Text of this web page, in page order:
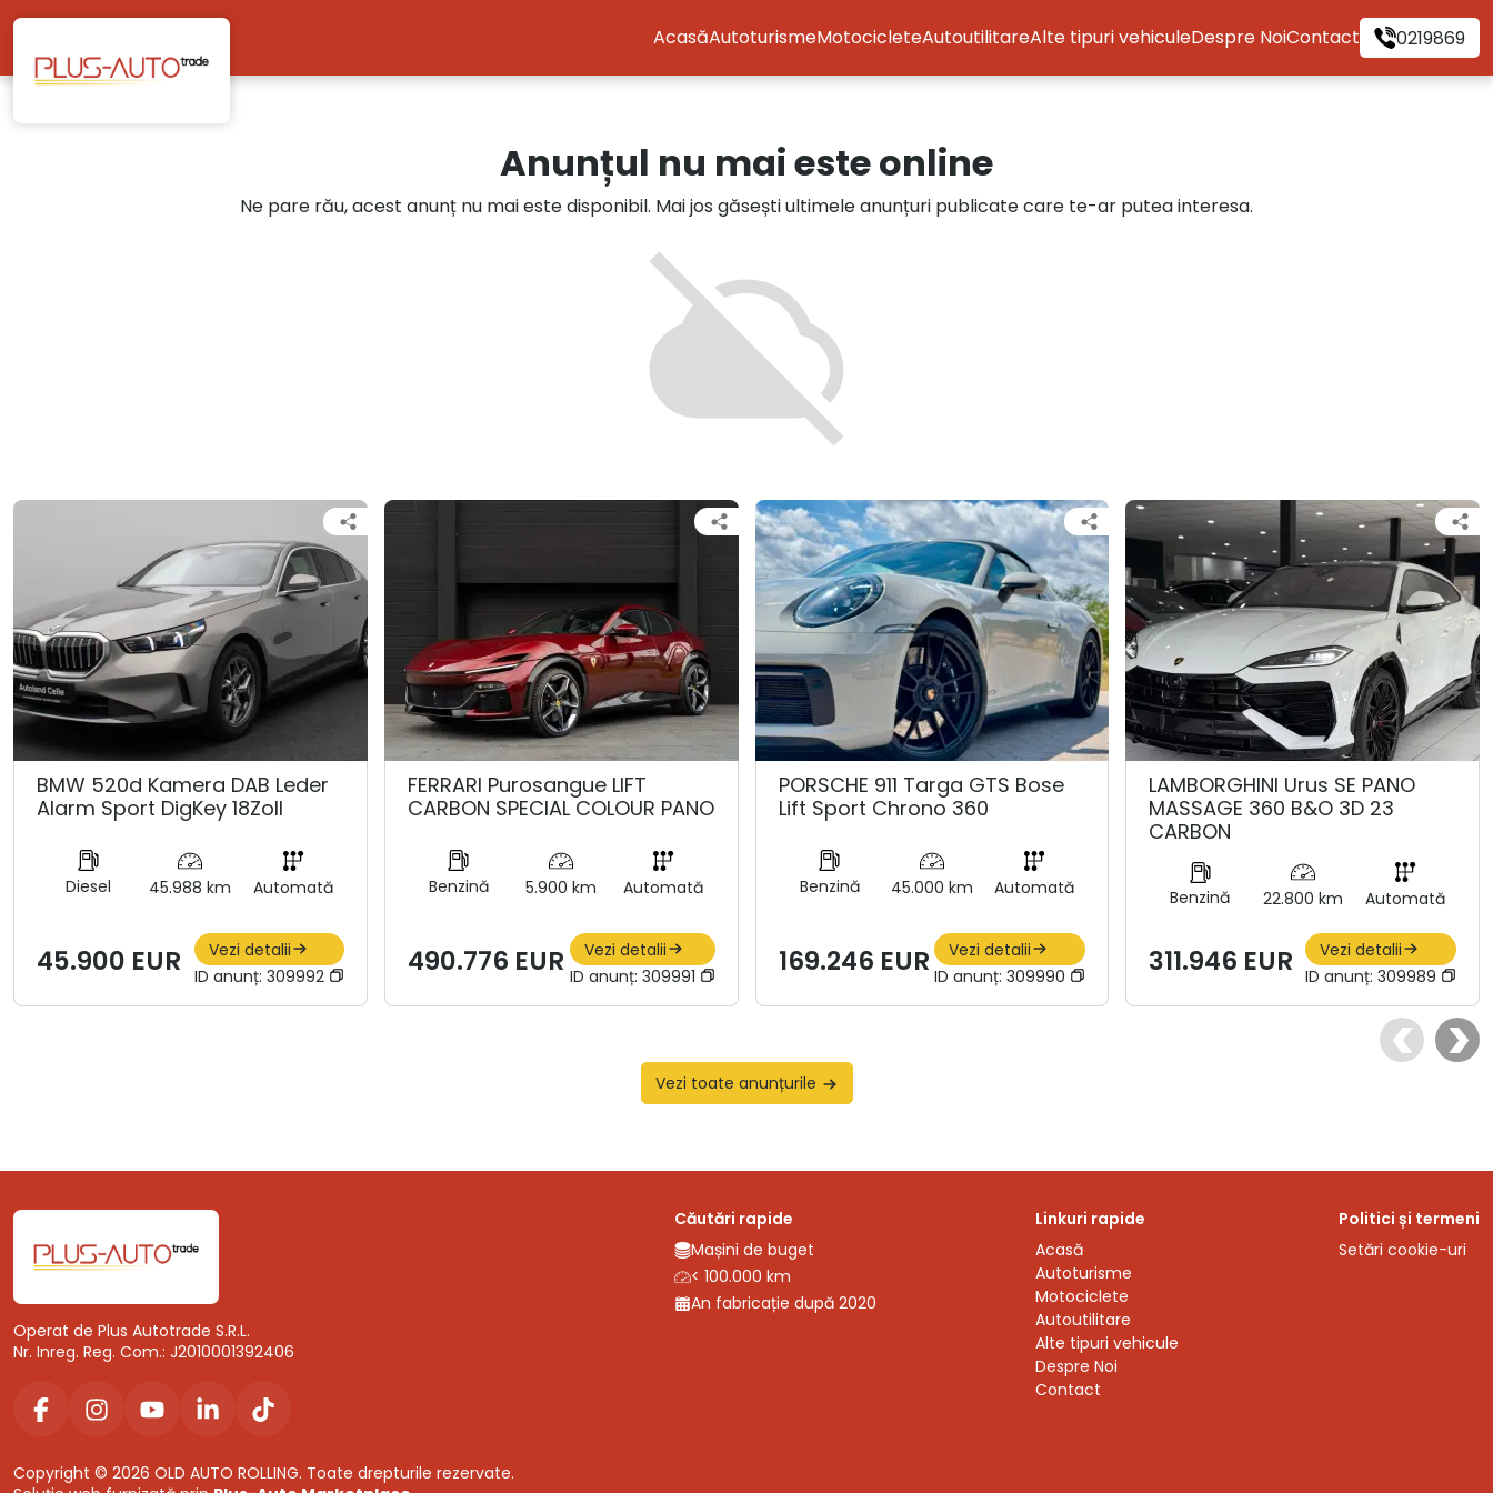
Mergi direct la conținutul principal
AcasăAutoturismeMotocicleteAutoutilitareAlte tipuri vehiculeDespre NoiContact 0219869
Anunțul nu mai este online
Ne pare rău, acest anunț nu mai este disponibil. Mai jos găsești ultimele anunțuri publicate care te-ar putea interesa.
BMW 520d Kamera DAB Leder
Alarm Sport DigKey 18Zoll
Diesel 45.988 km Automată
45.900 EUR
Vezi detalii
ID anunț: 309992
FERRARI Purosangue LIFT
CARBON SPECIAL COLOUR PANO
Benzină 5.900 km Automată
490.776 EUR
Vezi detalii
ID anunț: 309991
PORSCHE 911 Targa GTS Bose
Lift Sport Chrono 360
Benzină 45.000 km Automată
169.246 EUR
Vezi detalii
ID anunț:309990
LAMBORGHINI Urus SE PANO
MASSAGE 360 B&O 3D 23
CARBON
Benzină 22.800 km Automată
311.946 EUR
Vezi detalii
ID anunț: 309989
Vezi toate anunțurile
Operat de Plus Autotrade S.R.L.
Nr. Inreg. Reg. Com.: J2010001392406
Copyright © 2026 OLD AUTO ROLLING. Toate drepturile rezervate.
Căutări rapide
Mașini de buget
< 100.000 km
An fabricație după 2020
Linkuri rapide
Acasă
Autoturisme
Motociclete
Autoutilitare
Alte tipuri vehicule
Despre Noi
Contact
Politici și termeni
Setări cookie-uri